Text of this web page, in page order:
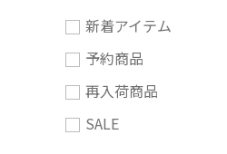
新着アイテム
予約商品
再入荷商品
SALE